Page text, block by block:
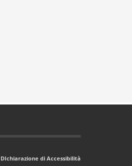
DIchiarazione di Accessibilità